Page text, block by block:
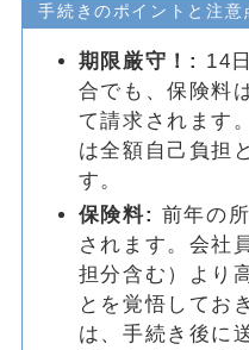
手続きのポイントと注意
期限厳守！: 14
合でも、保険料
て請求されます
は全額自己負担
す。
保険料: 前年の
されます。会社
担分含む）より
とを覚悟してお
は、手続き後に